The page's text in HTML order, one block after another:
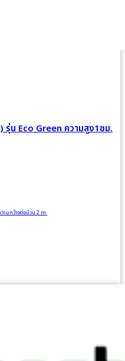
น Eco Green ความสูง1ซม.
ามกว้างต่อม้วน 2 m.